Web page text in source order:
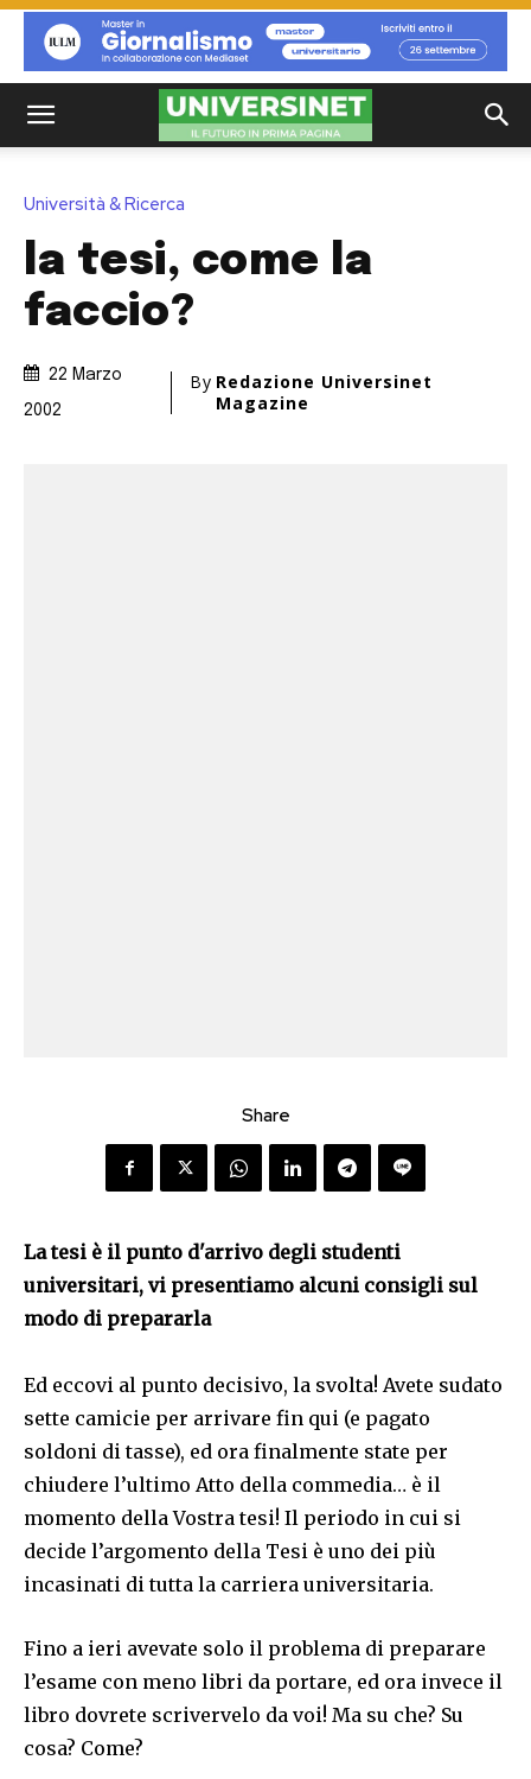
Università & Ricerca
la tesi, come la
faccio?
22 Marzo
2002
By Redazione Universinet
Magazine
Share
La tesi è il punto d'arrivo degli studenti
universitari, vi presentiamo alcuni consigli sul
modo di prepararla
Ed eccovi al punto decisivo, la svolta! Avete sudato
sette camicie per arrivare fin qui (e pagato
soldoni di tasse), ed ora finalmente state per
chiudere l’ultimo Atto della commedia… è il
momento della Vostra tesi! Il periodo in cui si
decide l’argomento della Tesi è uno dei più
incasinati di tutta la carriera universitaria.
Fino a ieri avevate solo il problema di preparare
l’esame con meno libri da portare, ed ora invece il
libro dovrete scrivervelo da voi! Ma su che? Su
cosa? Come?